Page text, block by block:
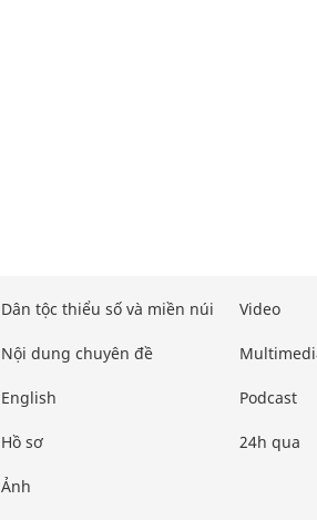
Dân tộc thiểu số và miền núi
Nội dung chuyên đề
English
Hồ sơ
Ảnh
Video
Podcast
24h qua